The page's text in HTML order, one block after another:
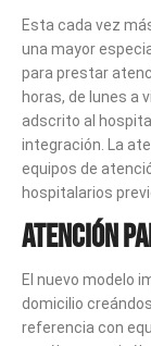
Esta cada vez
una mayor
para prestar
horas, de lunes a
adscrito al
integración. La
equipos de
hospitalarios
Atención
El nuevo modelo
domicilio
referencia con